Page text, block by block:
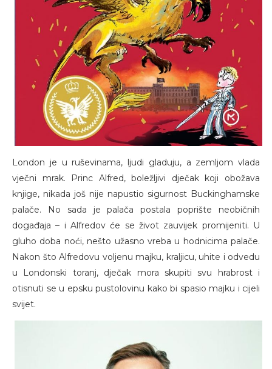
London je u ruševinama, ljudi gladuju, a zemljom vlada
vječni mrak. Princ Alfred, boležljivi dječak koji obožava
knjige, nikada još nije napustio sigurnost Buckinghamske
palače. No sada je palača postala poprište neobičnih
događaja – i Alfredov će se život zauvijek promijeniti. U
gluho doba noći, nešto užasno vreba u hodnicima palače.
Nakon što Alfredovu voljenu majku, kraljicu, uhite i odvedu
u Londonski toranj, dječak mora skupiti svu hrabrost i
otisnuti se u epsku pustolovinu kako bi spasio majku i cijeli
svijet.